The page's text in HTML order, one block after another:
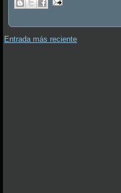
Entrada más reciente